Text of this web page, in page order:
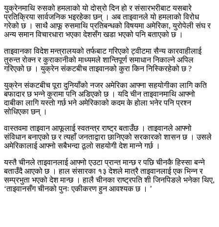
युक्रेनमाथि रुसको हमलाको यो दोस्रो दिन हो र संसारभरीबाट यसबारे
प्रतिक्रिया सार्वजनिक भइरहेका छन् । अब ताइवानले यो हमलाको विरोध
गरेको छ । साथै आफू रुसमाथि प्रतिबन्धको विषयमा अमेरिका, युरोपेली संघ र
अन्य समान विचारधारा भएका देशसँग खडा भएको पनि बताएको छ ।
ताइवानका विदेश मन्त्रालयको तर्फबाट गरिएको ट्वीटमा सैन्य कारवाहीलाई
तुरुन्त रोक्न र कुराकानीको माध्यमले शान्तिपूर्ण समाधान निकाल्ने अपिल
गरिएको छ । युक्रेन संकटबीच ताइवानको कुरा किन निस्किरहेको छ ?
युक्रेन संकटबीच पूरा दुनियाँको नजर अमेरिका आफ्ना सहयोगीका लागि कति
बफादार छ भन्ने कुरामा पनि अडिएको छ । यदि चीन ताइवानमाथि आफ्नो
दाबीका लागि यस्ताे गर्छ भने अमेरिकाको कदम के होला भनेर पनि प्रश्न
सोधिएका छन् ।
वास्तवमा ताइवान आफूलाई स्वतन्त्र राष्ट्र बताउँछ । ताइवानले आफ्नो
संविधान बनाएको छ र त्यहाँ जनताद्वारा छानिएको सरकारको शासन छ । उसले
अमेरिकालाई आफ्नो सबैभन्दा ठूलो सहयोगी देश मान्ने गर्छ ।
यस्तै चीनले ताइवानलाई आफ्नो एउटा प्रान्त मान्छ र पछि चीनकै हिस्सा बन्ने
बताउँदै आएको छ । हाल संसारका १३ देशले मात्रै ताइवानलाई एक भिन्न र
सम्प्रभुता भएको देश मान्छ । हालै चीनका राष्ट्रपति शी जिनपिङले भनेका थिए,
‘ताइवानसँग चीनको पुनः एकीकरण हुन आवश्यक छ । ’